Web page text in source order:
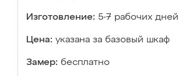
Изготовление: 5-7 рабочих дней
Цена: указана за базовый шкаф
Замер: бесплатно